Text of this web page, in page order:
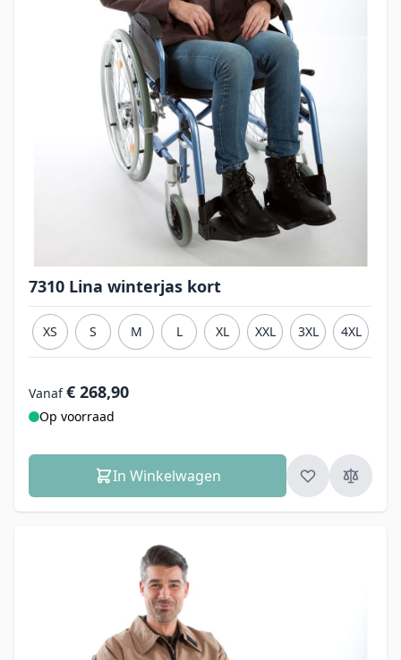
7310 Lina winterjas kort
XS S M L XL XXL 3XL 4XL
Vanaf € 268,90
Op voorraad
In Winkelwagen